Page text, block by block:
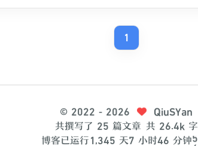
1
© 2022 - 2026
QiuSYan
共撰写了 25 篇文章 共 26.4k 字
博客已运行 1,345 天7 小时46 分钟
5
6